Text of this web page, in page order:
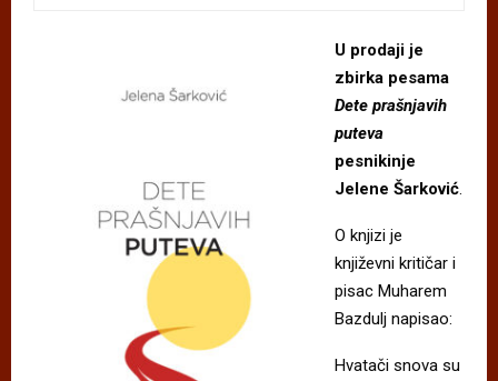
U prodaji je
zbirka pesama
Dete prašnjavih
puteva
pesnikinje
Jelene Šarković
O knjizi je
književni kritičar i
pisac Muharem
Bazdulj napisao:
Hvatači snova su